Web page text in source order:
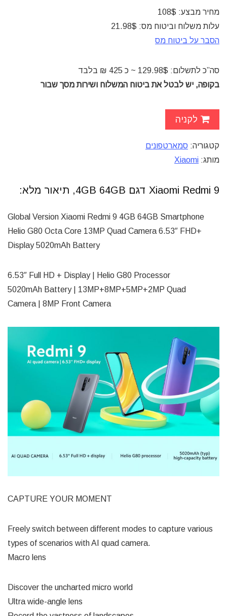
מחיר מבצע: 108$
עלות משלוח וביטוח מס: 21.98$
הסבר על ביטוח מס
סה”כ לתשלום: 129.98$ ~ כ 425 ₪ בלבד
בקופה, יש לבטל את ביטוח המשלוח ושירות מסך שבור
לקניה
קטגוריה: סמארטפונים
מותג: Xiaomi
Xiaomi Redmi 9 דגם 4GB 64GB, תיאור מלא:
Global Version Xiaomi Redmi 9 4GB 64GB Smartphone
Helio G80 Octa Core 13MP Quad Camera 6.53″ FHD+
Display 5020mAh Battery
6.53″ Full HD + Display | Helio G80 Processor
5020mAh Battery | 13MP+8MP+5MP+2MP Quad
Camera | 8MP Front Camera
CAPTURE YOUR MOMENT
Freely switch between different modes to capture various
types of scenarios with AI quad camera.
Macro lens
Discover the uncharted micro world
Ultra wide-angle lens